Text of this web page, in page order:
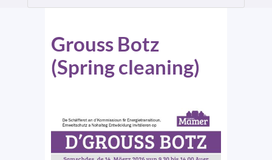
Grouss Botz
(Spring cleaning)